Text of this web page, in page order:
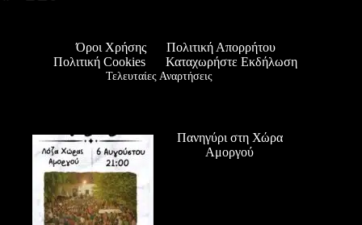
Όροι Χρήσης
Πολιτική Απορρήτου
Πολιτική Cookies
Καταχωρήστε Εκδήλωση
Τελευταίες Αναρτήσεις
Πανηγύρι στη Χώρα
Αμοργού